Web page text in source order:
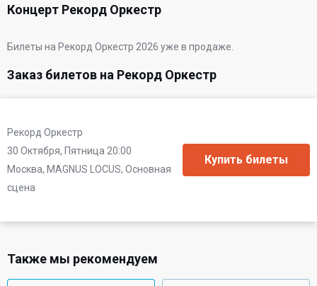
Концерт Рекорд Оркестр
Билеты на Рекорд Оркестр 2026 уже в продаже.
Заказ билетов на Рекорд Оркестр
Рекорд Оркестр
30 Октября, Пятница 20:00
Москва, MAGNUS LOCUS, Основная
сцена
Также мы рекомендуем